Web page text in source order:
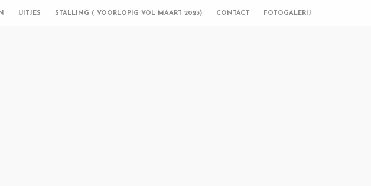
UITJES STALLING ( VOORLOPIG VOL MAART 2023) CONTACT FOTOGALERIJ